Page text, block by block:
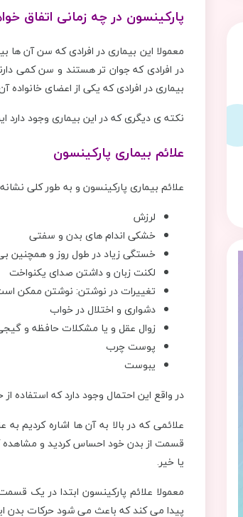
پارکینسون در چه زمانی اتفاق
در افرادی که جوان تر هستند و سن کمی
بیماری در افرادی که یکی از اعضای خانواده
نکته ی دیگری که در این بیماری وجود
علائم بیماری پارکینسون
علائم بیماری پارکینسون و به طور کلی
لرزش
خشکی اندام های بدن و سفتی
خستگی زیاد در طول روز و همچنین
لکنت زبان و داشتن صدای یکنواخت
تغییرات در نوشتن: نوشتن ممکن
دشواری و اختلال در خواب
زوال عقل و یا مشکلات حافظه و
پوست چرب
یبوست
در واقع این احتمال وجود دارد که
علائمی که در بالا به آن ها اشاره کردیم
قسمت از بدن خود احساس کردید و مشاهده
یا خیر.
معمولا علائم پارکینسون ابتدا در یک
پیدا می کند که باعث می شود حرکات بدن